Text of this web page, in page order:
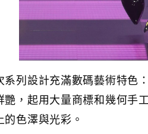
系列設計充滿數碼藝術特色
艷，起用大量商標和幾何手
的色澤與光彩。